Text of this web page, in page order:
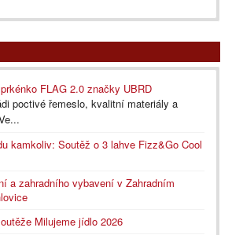
FLAG 2.0 značky UBRD
poctivé řemeslo, kvalitní materiály a
kamkoliv: Soutěž o 3 lahve Fizz&Go Cool
a zahradního vybavení v Zahradním
Milujeme jídlo 2026